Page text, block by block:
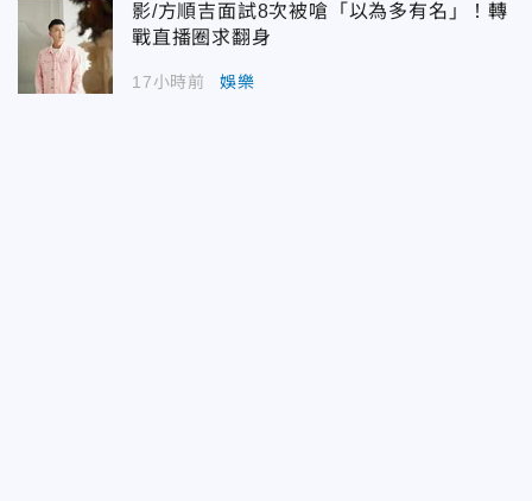
影/方順吉面試8次被嗆「以為多有名」！轉
戰直播圈求翻身
17小時前 娛樂